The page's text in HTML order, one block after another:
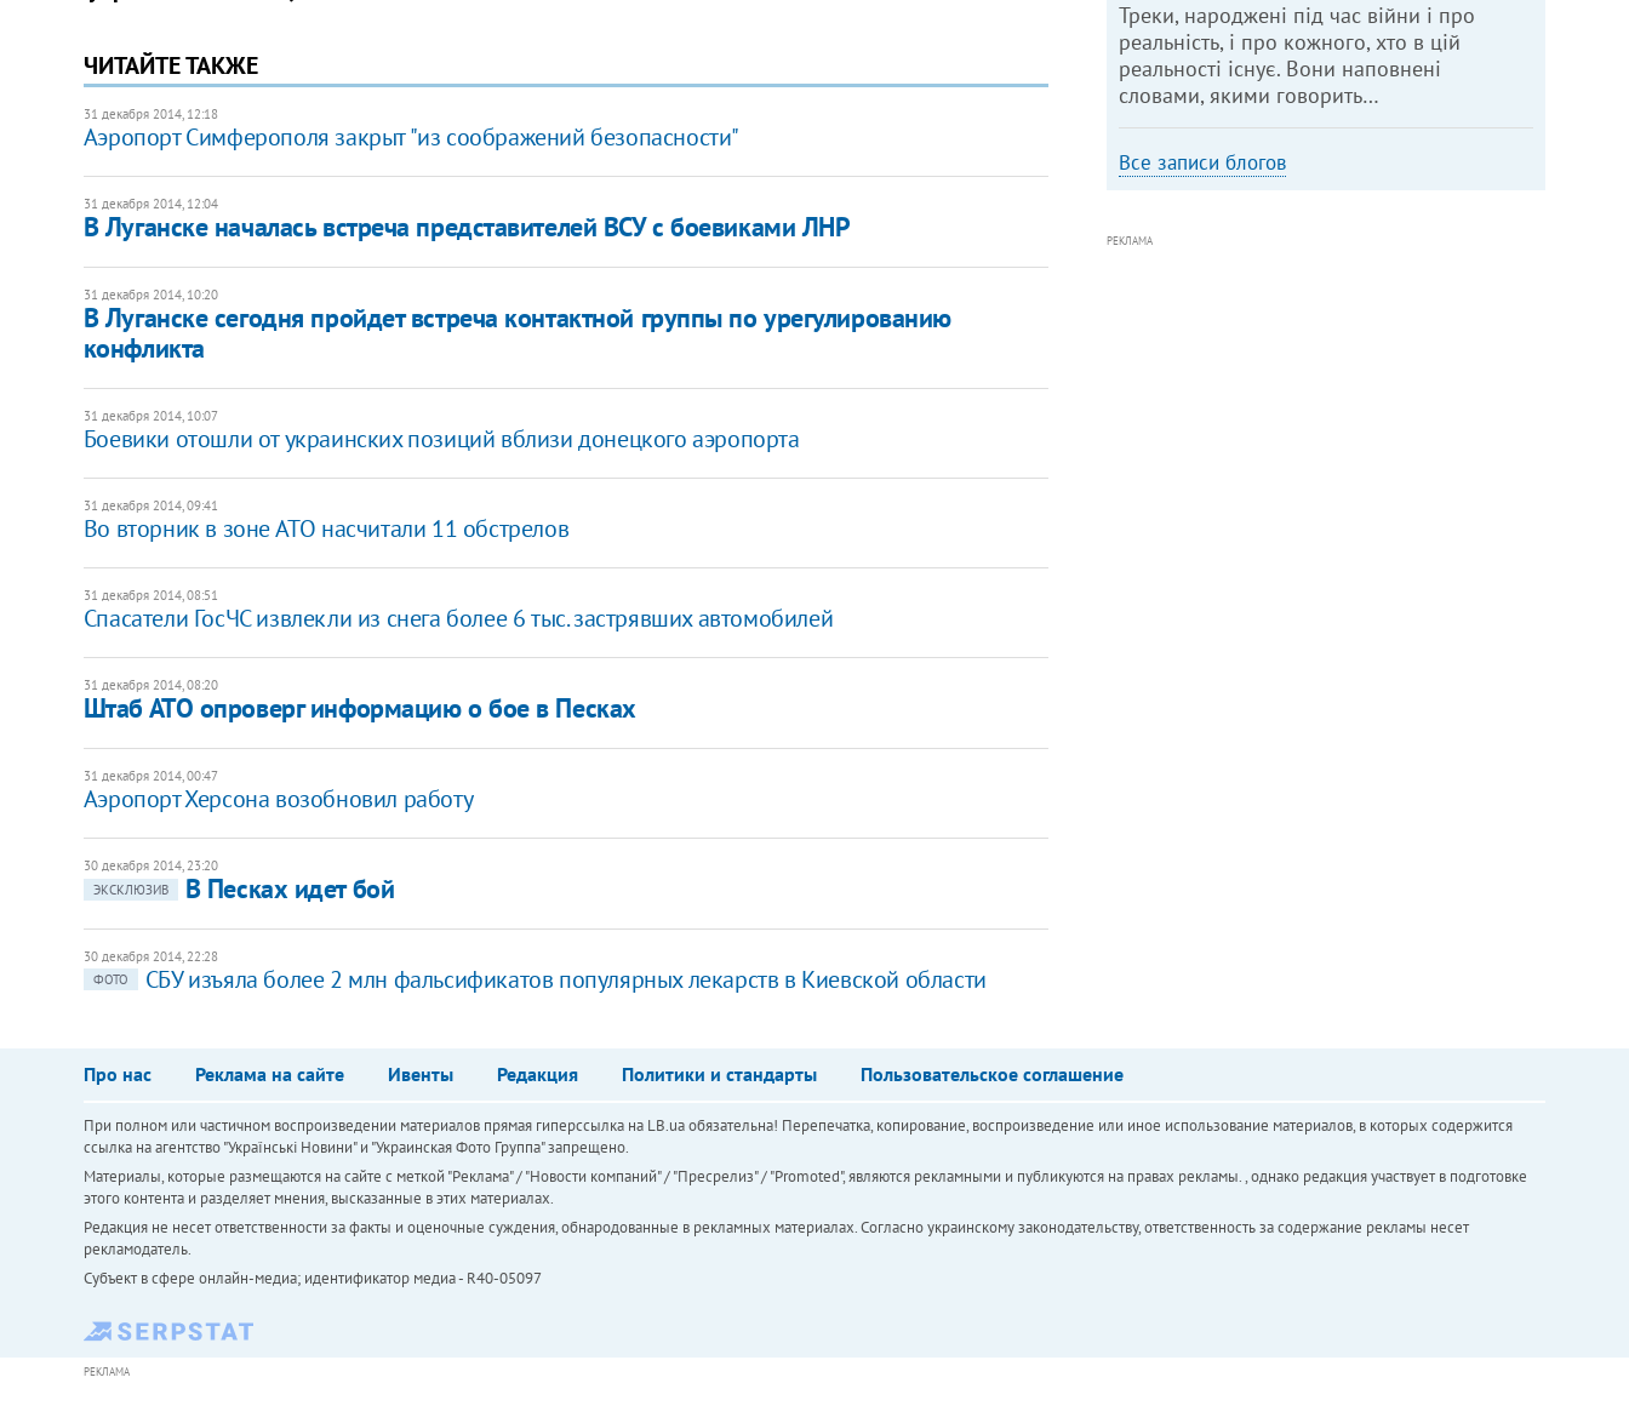
ЧИТАЙТЕ ТАКЖЕ
31 декабря 2014, 12:18
Аэропорт Симферополя закрыт "из соображений безопасности"
31 декабря 2014, 12:04
В Луганске началась встреча представителей ВСУ с боевиками ЛНР
31 декабря 2014, 10:20
В Луганске сегодня пройдет встреча контактной группы по урегулированию
конфликта
31 декабря 2014, 10:07
Боевики отошли от украинских позиций вблизи донецкого аэропорта
31 декабря 2014, 09:41
Во вторник в зоне АТО насчитали 11 обстрелов
31 декабря 2014, 08:51
Спасатели ГосЧС извлекли из снега более 6 тыс. застрявших автомобилей
31 декабря 2014, 08:20
Штаб АТО опроверг информацию о бое в Песках
31 декабря 2014, 00:47
Аэропорт Херсона возобновил работу
30 декабря 2014, 23:20
ЭКСКЛЮЗИВ
В Песках идет бой
30 декабря 2014, 22:28
ФОТО
СБУ изъяла более 2 млн фальсификатов популярных лекарств в Киевской области
Треки, народжені під час війни і про
реальність, і про кожного, хто в цій
реальності існує. Вони наповнені
словами, якими говорить…
Все записи блогов
РЕКЛАМА
Про нас Реклама на сайте Ивенты Редакция Политики и стандарты Пользовательское соглашение
При полном или частичном воспроизведении материалов прямая гиперссылка на LB.ua обязательна! Перепечатка, копирование, воспроизведение или иное использование материалов, в которых содержится
ссылка на агентство "Українськi Новини" и "Украинская Фото Группа" запрещено.
Материалы, которые размещаются на сайте с меткой "Реклама" / "Новости компаний" / "Пресрелиз" / "Promoted", являются рекламными и публикуются на правах рекламы. , однако редакция участвует в подготовке
этого контента и разделяет мнения, высказанные в этих материалах.
Редакция не несет ответственности за факты и оценочные суждения, обнародованные в рекламных материалах. Согласно украинскому законодательству, ответственность за содержание рекламы несет
рекламодатель.
Субъект в сфере онлайн-медиа; идентификатор медиа - R40-05097
РЕКЛАМА